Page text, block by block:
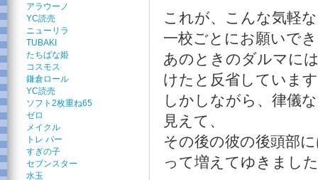
アラウーノ
YC読売
ニューリラ
TUBAKI
たちばな姫
コスモス
鎌倉ロール
YC読売
ソフト2枚重ね65
ゼロ
メイクル
トレ パー
すぎの子
セブンスター
水玉
これが、こんな気軽
一校ごとにお願いで
あのときのダルマに
けたと反省していま
しかしながら、律儀
見えて、
その後の彼の後頭部
って増えてゆきまし